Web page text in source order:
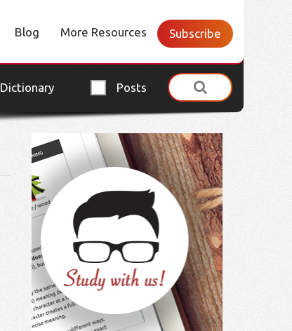
Blog More Resources Subscribe
Dictionary Posts